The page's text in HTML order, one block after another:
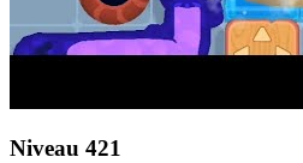
Niveau 421